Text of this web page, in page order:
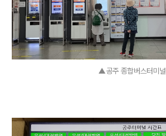
▲공주 종합버스터미널